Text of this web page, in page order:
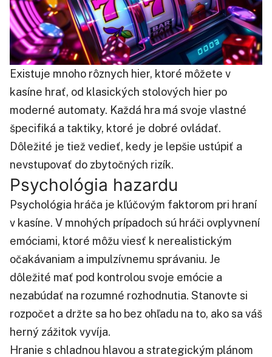
Existuje mnoho rôznych hier, ktoré môžete v
kasíne hrať, od klasických stolových hier po
moderné automaty. Každá hra má svoje vlastné
špecifiká a taktiky, ktoré je dobré ovládať.
Dôležité je tiež vedieť, kedy je lepšie ustúpiť a
nevstupovať do zbytočných rizík.
Psychológia hazardu
Psychológia hráča je kľúčovým faktorom pri hraní
v kasíne. V mnohých prípadoch sú hráči ovplyvnení
emóciami, ktoré môžu viesť k nerealistickým
očakávaniam a impulzívnemu správaniu. Je
dôležité mať pod kontrolou svoje emócie a
nezabúdať na rozumné rozhodnutia. Stanovte si
rozpočet a držte sa ho bez ohľadu na to, ako sa váš
herný zážitok vyvíja.
Hranie s chladnou hlavou a strategickým plánom